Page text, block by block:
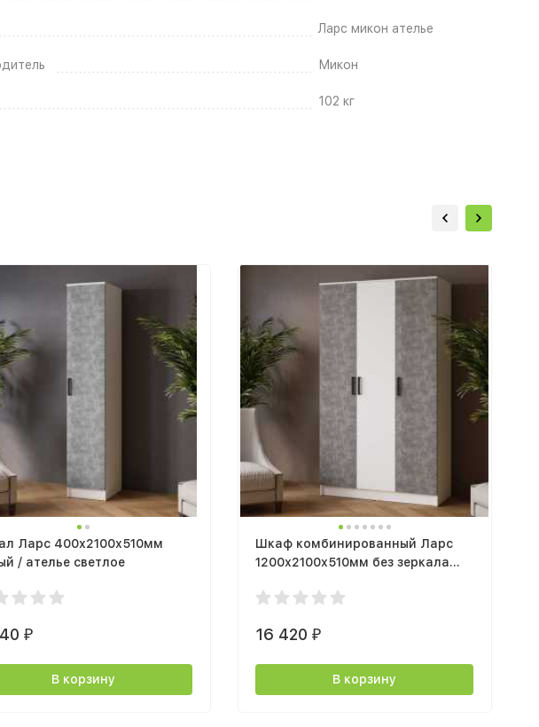
Ларс микон ателье
Микон
102 кг
Ларс 400х2100х510мм
/ ателье светлое
₽
В корзину
Шкаф комбинированный Ларс
1200х2100х510мм без зеркала
16 420 ₽
В корзину